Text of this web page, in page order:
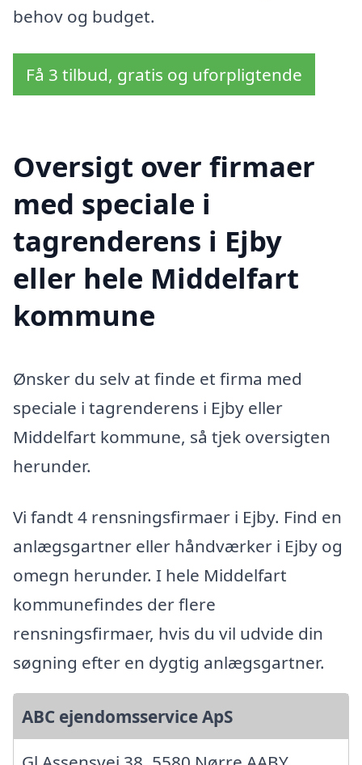
behov og budget.
Få 3 tilbud, gratis og uforpligtende
Oversigt over firmaer
med speciale i
tagrenderens i Ejby
eller hele Middelfart
kommune
Ønsker du selv at finde et firma med
speciale i tagrenderens i Ejby eller
Middelfart kommune, så tjek oversigten
herunder.
Vi fandt 4 rensningsfirmaer i Ejby. Find en
anlægsgartner eller håndværker i Ejby og
omegn herunder. I hele Middelfart
kommunefindes der flere
rensningsfirmaer, hvis du vil udvide din
søgning efter en dygtig anlægsgartner.
ABC ejendomsservice ApS